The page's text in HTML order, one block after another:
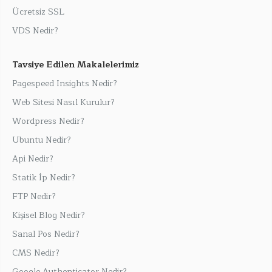
Ücretsiz SSL
VDS Nedir?
Tavsiye Edilen Makalelerimiz
Pagespeed Insights Nedir?
Web Sitesi Nasıl Kurulur?
Wordpress Nedir?
Ubuntu Nedir?
Api Nedir?
Statik İp Nedir?
FTP Nedir?
Kişisel Blog Nedir?
Sanal Pos Nedir?
CMS Nedir?